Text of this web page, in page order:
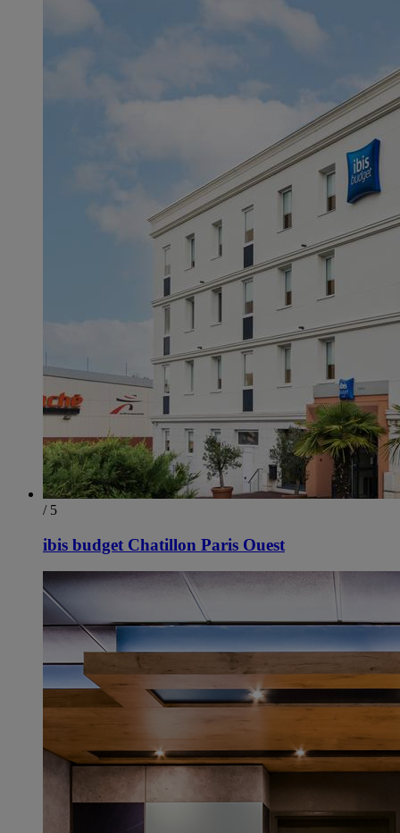
/ 5
ibis budget Chatillon Paris Ouest